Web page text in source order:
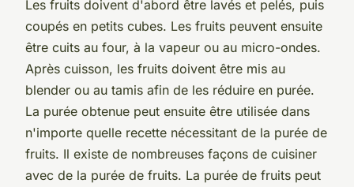
Les fruits doivent d'abord être lavés et pelés, puis
coupés en petits cubes. Les fruits peuvent ensuite
être cuits au four, à la vapeur ou au micro-ondes.
Après cuisson, les fruits doivent être mis au
blender ou au tamis afin de les réduire en purée.
La purée obtenue peut ensuite être utilisée dans
n'importe quelle recette nécessitant de la purée de
fruits. Il existe de nombreuses façons de cuisiner
avec de la purée de fruits. La purée de fruits peut